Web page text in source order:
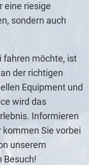
eine riesige
sondern auch
fahren möchte, ist
an der richtigen
Equipment und
wird das
Informieren
Sie vorbei
unserem
Besuch!